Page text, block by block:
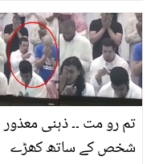
زبردست تیل، جو ہڈیوں
مسلز کے درد میں دے
راحت
تم رو مت ۔۔ ذہنی معذور
شخص کے ساتھ کھڑے